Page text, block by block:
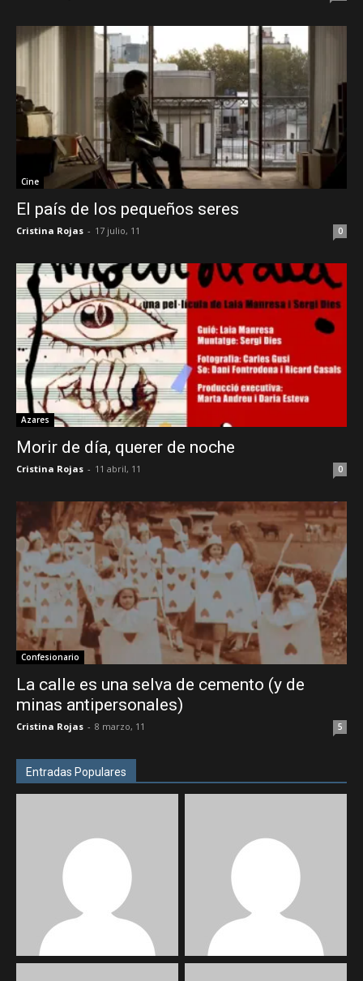
Cine
El país de los pequeños seres
Cristina Rojas - 17 julio, 11 0
Azares
Morir de día, querer de noche
Cristina Rojas - 11 abril, 11 0
Confesionario
La calle es una selva de cemento (y de
minas antipersonales)
Cristina Rojas - 8 marzo, 11 5
Entradas Populares